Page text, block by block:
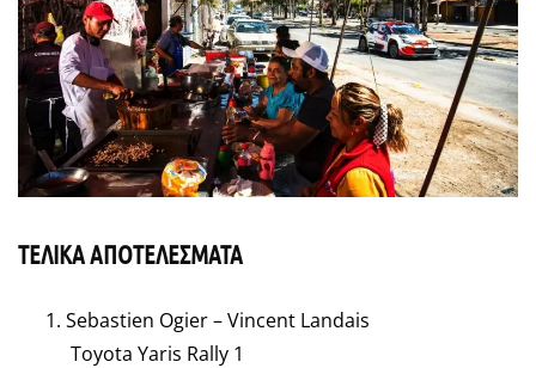
ΤΕΛΙΚΑ ΑΠΟΤΕΛΕΣΜΑΤΑ
Sebastien Ogier – Vincent Landais
Toyota Yaris Rally 1